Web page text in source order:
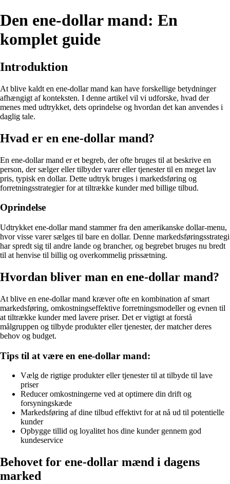
Den ene-dollar mand: En
komplet guide
Introduktion
At blive kaldt en ene-dollar mand kan have forskellige betydninger
afhængigt af konteksten. I denne artikel vil vi udforske, hvad der
menes med udtrykket, dets oprindelse og hvordan det kan anvendes i
daglig tale.
Hvad er en ene-dollar mand?
En ene-dollar mand er et begreb, der ofte bruges til at beskrive en
person, der sælger eller tilbyder varer eller tjenester til en meget lav
pris, typisk en dollar. Dette udtryk bruges i markedsføring og
forretningsstrategier for at tiltrække kunder med billige tilbud.
Oprindelse
Udtrykket ene-dollar mand stammer fra den amerikanske dollar-menu,
hvor visse varer sælges til bare en dollar. Denne markedsføringsstrategi
har spredt sig til andre lande og brancher, og begrebet bruges nu bredt
til at henvise til billig og overkommelig prissætning.
Hvordan bliver man en ene-dollar mand?
At blive en ene-dollar mand kræver ofte en kombination af smart
markedsføring, omkostningseffektive forretningsmodeller og evnen til
at tiltrække kunder med lavere priser. Det er vigtigt at forstå
målgruppen og tilbyde produkter eller tjenester, der matcher deres
behov og budget.
Tips til at være en ene-dollar mand:
Vælg de rigtige produkter eller tjenester til at tilbyde til lave
priser
Reducer omkostningerne ved at optimere din drift og
forsyningskæde
Markedsføring af dine tilbud effektivt for at nå ud til potentielle
kunder
Opbygge tillid og loyalitet hos dine kunder gennem god
kundeservice
Behovet for ene-dollar mænd i dagens
marked